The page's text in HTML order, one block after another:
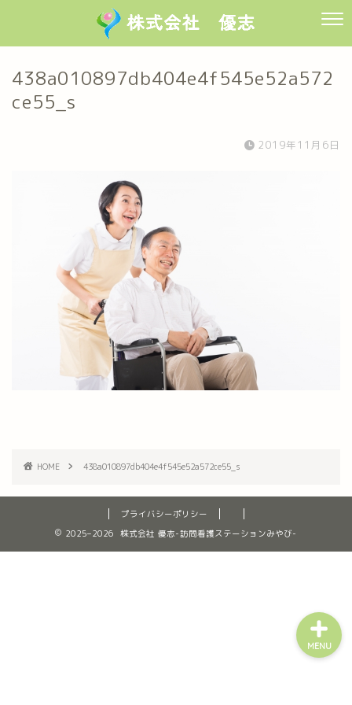
438a010897db404e4f545e52a572
ce55_s
2019年11月6日
HOME 438a010897db404e4f545e52a572ce55_s
プライバシーポリシー
2025–2026 株式会社 優志-訪問看護ステーションみやび-
MENU
ホーム
ム
利用者様の作品